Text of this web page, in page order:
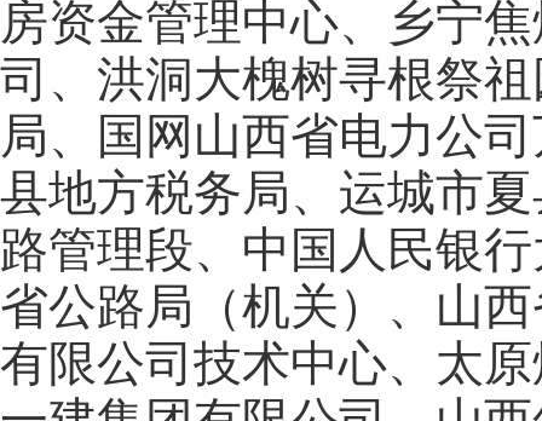
房资金管理中心、乡宁
司、洪洞大槐树寻根祭
局、国网山西省电力公
县地方税务局、运城市
路管理段、中国人民银
省公路局（机关）、山
有限公司技术中心、太